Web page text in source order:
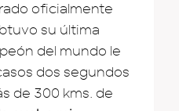
oficialmente
su última
del mundo le
dos segundos
de 300 kms. de